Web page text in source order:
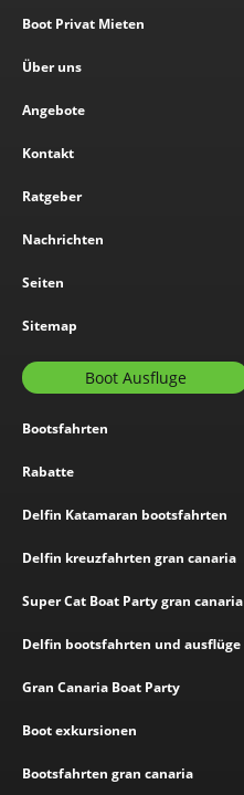
Boot Privat Mieten
Über uns
Angebote
Kontakt
Ratgeber
Nachrichten
Seiten
Sitemap
Boot Ausfluge
Bootsfahrten
Rabatte
Delfin Katamaran bootsfahrten
Delfin kreuzfahrten gran canaria
Super Cat Boat Party gran canaria
Delfin bootsfahrten und ausflüge
Gran Canaria Boat Party
Boot exkursionen
Bootsfahrten gran canaria